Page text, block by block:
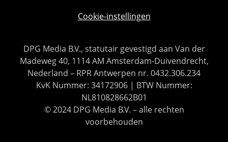
Cookie-instellingen
DPG Media B.V., statutair gevestigd aan Van der
Madeweg 40, 1114 AM Amsterdam-Duivendrecht,
Nederland – RPR Antwerpen nr. 0432.306.234
KvK Nummer: 34172906 | BTW Nummer:
NL810828662B01
© 2024 DPG Media B.V. – alle rechten
voorbehouden